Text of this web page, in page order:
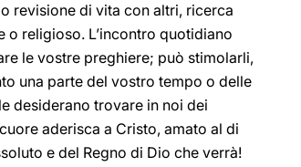
revisione di vita con altri, ricerca
religioso. L’incontro quotidiano
le vostre preghiere; può stimolarli,
una parte del vostro tempo o delle
desiderano trovare in noi dei
aderisca a Cristo, amato al di
e del Regno di Dio che verrà!